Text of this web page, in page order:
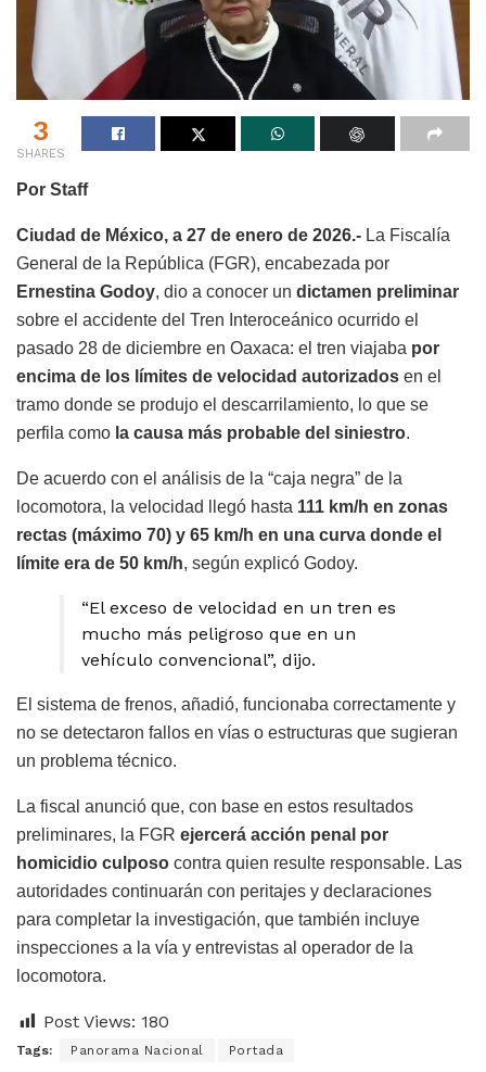
3
SHARES
Por Staff
Ciudad de México, a 27 de enero de 2026.- La Fiscalía
General de la República (FGR), encabezada por
Ernestina Godoy, dio a conocer un dictamen preliminar
sobre el accidente del Tren Interoceánico ocurrido el
pasado 28 de diciembre en Oaxaca: el tren viajaba por
encima de los límites de velocidad autorizados en el
tramo donde se produjo el descarrilamiento, lo que se
perfila como la causa más probable del siniestro.
De acuerdo con el análisis de la “caja negra” de la
locomotora, la velocidad llegó hasta 111 km/h en zonas
rectas (máximo 70) y 65 km/h en una curva donde el
límite era de 50 km/h, según explicó Godoy.
“El exceso de velocidad en un tren es
mucho más peligroso que en un
vehículo convencional”, dijo.
El sistema de frenos, añadió, funcionaba correctamente y
no se detectaron fallos en vías o estructuras que sugieran
un problema técnico.
La fiscal anunció que, con base en estos resultados
preliminares, la FGR ejercerá acción penal por
homicidio culposo contra quien resulte responsable. Las
autoridades continuarán con peritajes y declaraciones
para completar la investigación, que también incluye
inspecciones a la vía y entrevistas al operador de la
locomotora.
Post Views: 180
Tags: Panorama Nacional Portada